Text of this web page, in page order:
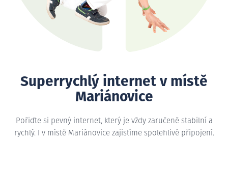
Superrychlý internet v místě
Mariánovice
Pořiďte si pevný internet, který je vždy zaručeně stabilní a
rychlý. I v místě Mariánovice zajistíme spolehlivé připojení.